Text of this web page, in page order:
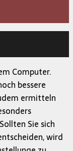
Computer.
bessere
ermitteln
Sie sich
wird